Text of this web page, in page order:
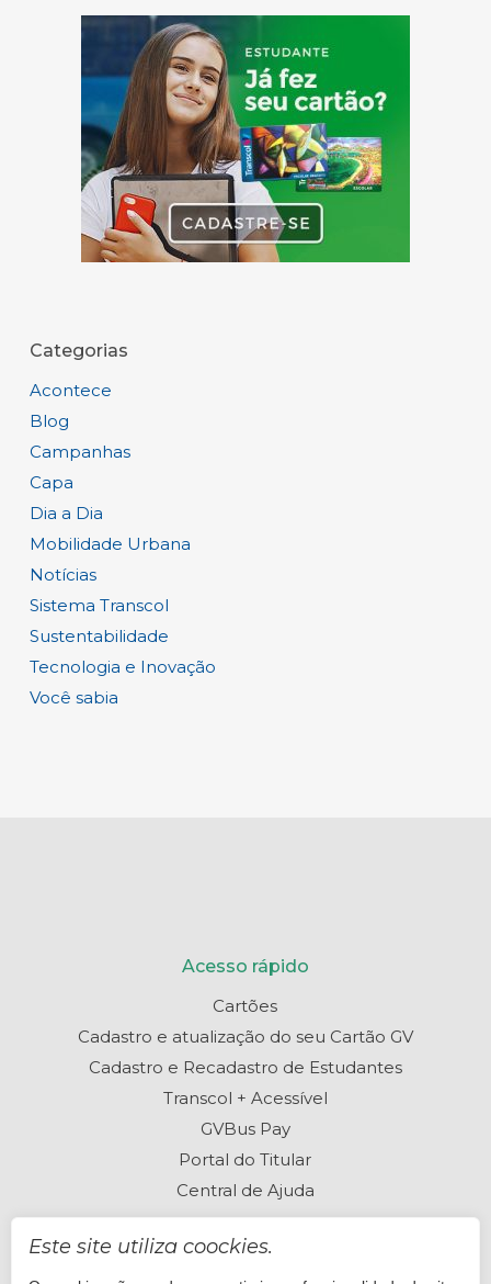
Categorias
Acontece
Blog
Campanhas
Capa
Dia a Dia
Mobilidade Urbana
Notícias
Sistema Transcol
Sustentabilidade
Tecnologia e Inovação
Você sabia
Acesso rápido
Cartões
Cadastro e atualização do seu Cartão GV
Cadastro e Recadastro de Estudantes
Transcol + Acessível
GVBus Pay
Portal do Titular
Central de Ajuda
Este site utiliza coockies.